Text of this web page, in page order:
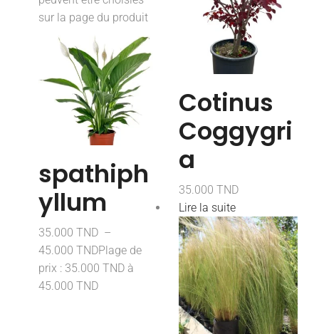
sur la page du produit
spathiph
yllum
35.000 TND –
45.000 TNDPlage de
prix : 35.000 TND à
45.000 TND
Cotinus
Coggygri
a
35.000 TND
Lire la suite